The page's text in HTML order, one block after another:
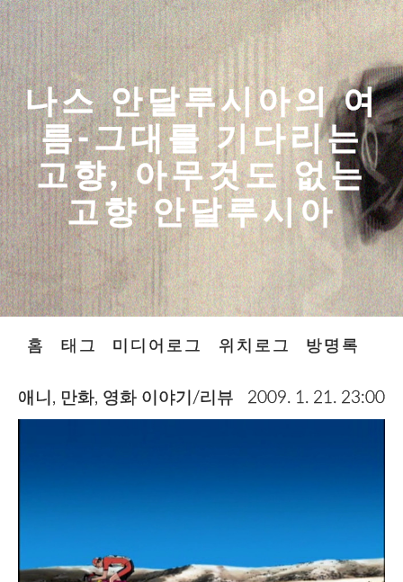
나스 안달루시아의 여
름-그대를 기다리는
고향, 아무것도 없는
고향 안달루시아
홈 태그 미디어로그 위치로그 방명록
애니, 만화, 영화 이야기/리뷰 2009. 1. 21. 23:00